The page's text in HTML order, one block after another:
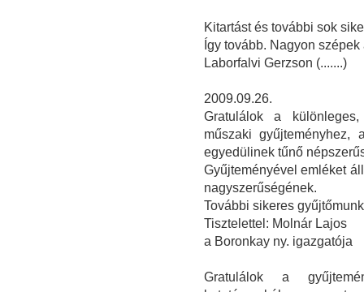
Kitartást és további sok
Így tovább. Nagyon szépek
Laborfalvi Gerzson (.......)
2009.09.26.
Gratulálok a
műszaki
egyedülinek tűnő
Gyűjteményével emléket
nagyszerűségének.
További sikeres
Tisztelettel: Molnár Lajos
a Boronkay ny. igazgatója
Gratulálok a